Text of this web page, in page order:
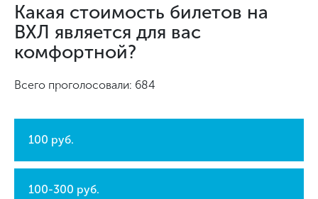
Какая стоимость билетов на
ВХЛ является для вас
комфортной?
Всего проголосовали: 684
100 руб.
100-300 руб.